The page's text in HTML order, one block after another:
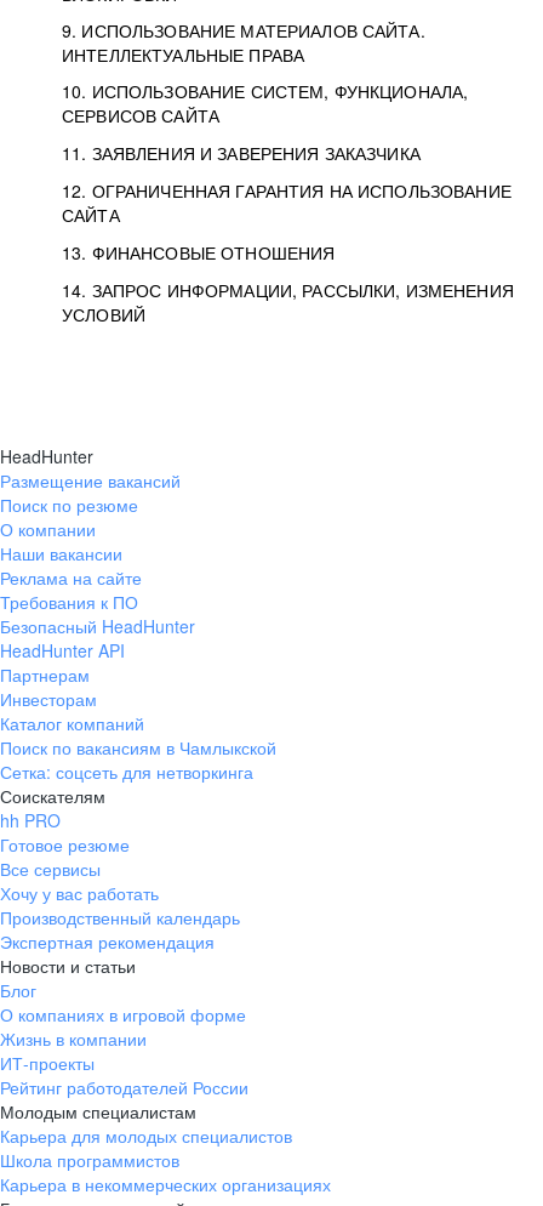
9. ИСПОЛЬЗОВАНИЕ МАТЕРИАЛОВ САЙТА.
ИНТЕЛЛЕКТУАЛЬНЫЕ ПРАВА
10. ИСПОЛЬЗОВАНИЕ СИСТЕМ, ФУНКЦИОНАЛА,
СЕРВИСОВ САЙТА
11. ЗАЯВЛЕНИЯ И ЗАВЕРЕНИЯ ЗАКАЗЧИКА
12. ОГРАНИЧЕННАЯ ГАРАНТИЯ НА ИСПОЛЬЗОВАНИЕ
САЙТА
13. ФИНАНСОВЫЕ ОТНОШЕНИЯ
14. ЗАПРОС ИНФОРМАЦИИ, РАССЫЛКИ, ИЗМЕНЕНИЯ
УСЛОВИЙ
HeadHunter
Размещение вакансий
Поиск по резюме
О компании
Наши вакансии
Реклама на сайте
Требования к ПО
Безопасный HeadHunter
HeadHunter API
Партнерам
Инвесторам
Каталог компаний
Поиск по вакансиям в Чамлыкской
Сетка: соцсеть для нетворкинга
Соискателям
hh PRO
Готовое резюме
Все сервисы
Хочу у вас работать
Производственный календарь
Экспертная рекомендация
Новости и статьи
Блог
О компаниях в игровой форме
Жизнь в компании
ИТ-проекты
Рейтинг работодателей России
Молодым специалистам
Карьера для молодых специалистов
Школа программистов
Карьера в некоммерческих организациях